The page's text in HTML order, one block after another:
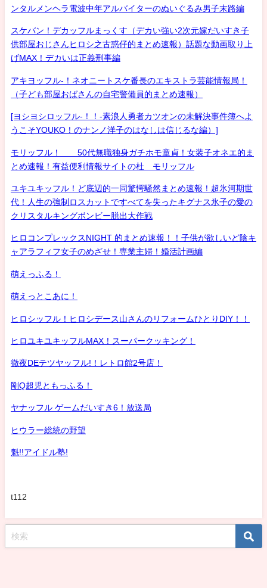
ンタルメンヘラ電波中年アルバイターのぬいぐるみ男子末路編
スケバン！デカッフルまっくす（デカい強い2次元嫁だいすき子
供部屋おじさんヒロシ之古惑仔的まとめ速報）話題な動画取り上
げMAX！デカいは正義刑事編
アキヨッフル-！ネオニートスケ番長のエキストラ芸能情報局！
（子ども部屋おばさんの自宅警備員的まとめ速報）
[ヨシヨシロッフル-！！-素浪人勇者カツオンの未解決事件簿へよ
うこそYOUKO！のナンノ洋子のはなしは信じるな編）]
モリッフル！ 50代無職独身ガチホモ童貞！女装子オネエ的ま
とめ速報！有益便利情報サイトの杜 モリッフル
ユキユキッフル！ど底辺的一同驚愕騒然まとめ速報！超氷河期世
代！人生の強制ロスカットですべてを失ったキグナス氷子の愛の
クリスタルキングボンビー脱出大作戦
ヒロコンプレックスNIGHT 的まとめ速報！！子供が欲しいど陰キ
ャアラフィフ女子のめざせ！専業主婦！婚活計画編
萌えっふる！
萌えっとこあに！
ヒロシッフル！ヒロシデース山さんのリフォームひとりDIY！！
ヒロユキユキッフルMAX！スーパークッキング！
徹夜DEテツヤッフル!！レトロ館2号店！
剛Q超児ともっふる！
ヤナッフル ゲームだいすき6！放送局
ヒウラー総統の野望
魁!!アイドル塾!
t112